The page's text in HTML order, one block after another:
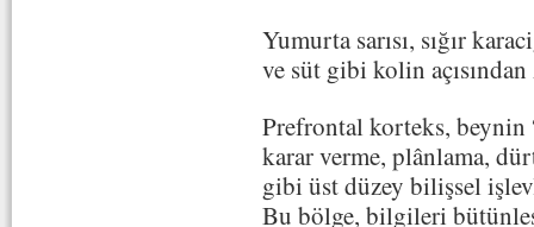
Yumurta sarısı, sığır
ve süt gibi kolin
Prefrontal korteks,
karar verme, plânlama,
gibi üst düzey bilişsel
Bu bölge, bilgileri